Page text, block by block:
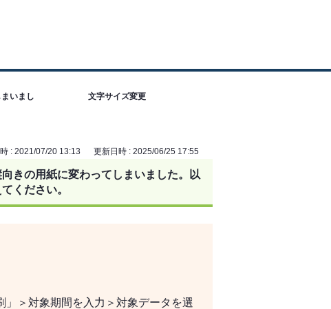
文字サイズ変更
いまし
: 2021/07/20 13:13 更新日時 : 2025/06/25 17:55
きの用紙に変わってしまいました。以
ください。
」＞対象期間を入力＞対象データを選